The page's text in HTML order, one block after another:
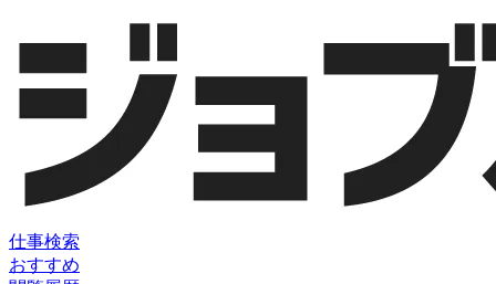
仕事検索
おすすめ